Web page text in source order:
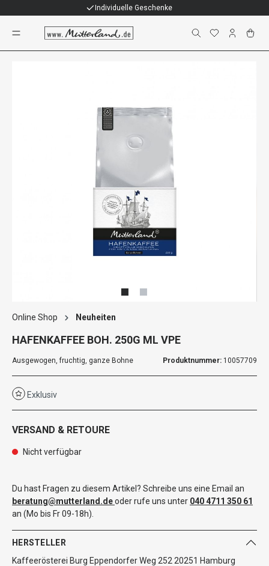
Individuelle Geschenke
Online Shop Neuheiten
HAFENKAFFEE BOH. 250G ML VPE
Ausgewogen, fruchtig, ganze Bohne Produktnummer: 10057709
Exklusiv
VERSAND & RETOURE
Nicht verfügbar
Du hast Fragen zu diesem Artikel? Schreibe uns eine Email an
beratung@mutterland.deoder rufe uns unter 040 4711 350 61
an (Mo bis Fr 09-18h).
HERSTELLER
Kaffeerösterei Burg Eppendorfer Weg 252 20251 Hamburg